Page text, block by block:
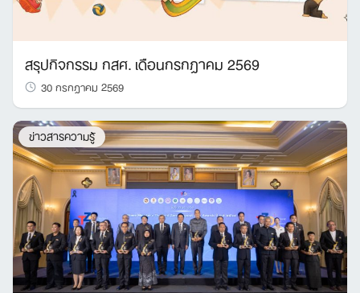
สรุปกิจกรรม กสศ. เดือนกรกฎาคม 2569
30 กรกฎาคม 2569
ข่าวสารความรู้